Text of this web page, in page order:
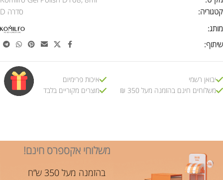
קטגוריה:
סדרה D
מותג:
שיתוף:
יבואן רשמי
משלוחים חינם בהזמנה מעל 350 ₪
איכות פרימיום
מוצרים מקוריים בלבד
משלוחי אקספרס חינם!
בהזמנה מעל 350 ש”ח